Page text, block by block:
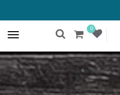
0